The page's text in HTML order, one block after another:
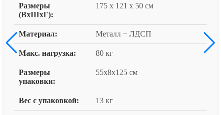
Размеры
(ВxШxГ):
175 x 121 x 50 см
Материал: Металл + ЛДСП
Макс. нагрузка: 80 кг
Размеры
упаковки:
55x8x125 см
Вес с упаковкой: 13 кг